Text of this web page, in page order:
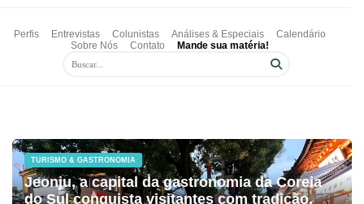
Perfis Entrevistas Colunistas Análises & Especiais
Calendário
Sobre Nós
Contato Mande sua matéria!
TURISMO & GASTRONOMIA
Jeonju, a capital da gastronomia da Coreia
do Sul conquista visitantes com tradição,